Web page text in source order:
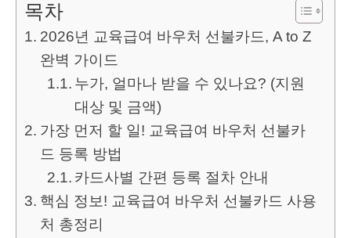
목차
2026년 교육급여 바우처 선불카드, A to Z
완벽 가이드
누가, 얼마나 받을 수 있나요? (지원
대상 및 금액)
가장 먼저 할 일! 교육급여 바우처 선불카
드 등록 방법
카드사별 간편 등록 절차 안내
핵심 정보! 교육급여 바우처 선불카드 사용
처 총정리